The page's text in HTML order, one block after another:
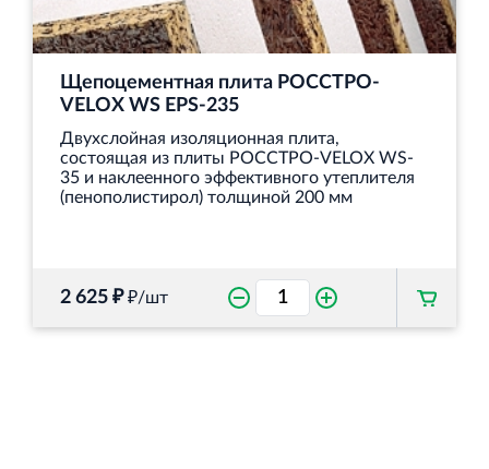
Щепоцементная плита РОССТРО-
VELOX WS EPS-235
Двухслойная изоляционная плита,
состоящая из плиты РОССТРО-VELOX WS-
35 и наклеенного эффективного утеплителя
(пенополистирол) толщиной 200 мм
2 625 ₽₽/шт